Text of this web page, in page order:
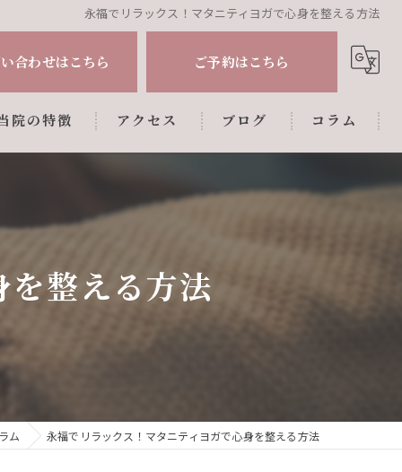
永福でリラックス！マタニティヨガで心身を整える方法
合わせはこちら ご予約はこちら
院の特徴
痛
ニティ
アクセス ブログ コラム
を整える方法
ム 永福でリラックス！マタニティヨガで心身を整える方法